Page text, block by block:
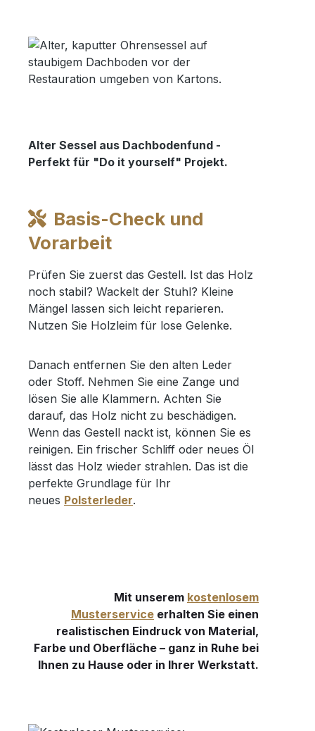
Alter Sessel aus Dachbodenfund -
Perfekt für "Do it yourself" Projekt.
Basis-Check und
Vorarbeit
Prüfen Sie zuerst das Gestell. Ist das Holz
noch stabil? Wackelt der Stuhl? Kleine
Mängel lassen sich leicht reparieren.
Nutzen Sie Holzleim für lose Gelenke.
Danach entfernen Sie den alten Leder
oder Stoff. Nehmen Sie eine Zange und
lösen Sie alle Klammern. Achten Sie
darauf, das Holz nicht zu beschädigen.
Wenn das Gestell nackt ist, können Sie es
reinigen. Ein frischer Schliff oder neues Öl
lässt das Holz wieder strahlen. Das ist die
perfekte Grundlage für Ihr
neues Polsterleder.
Mit unserem kostenlosem
Musterservice erhalten Sie einen
realistischen Eindruck von Material,
Farbe und Oberfläche – ganz in Ruhe bei
Ihnen zu Hause oder in Ihrer Werkstatt.